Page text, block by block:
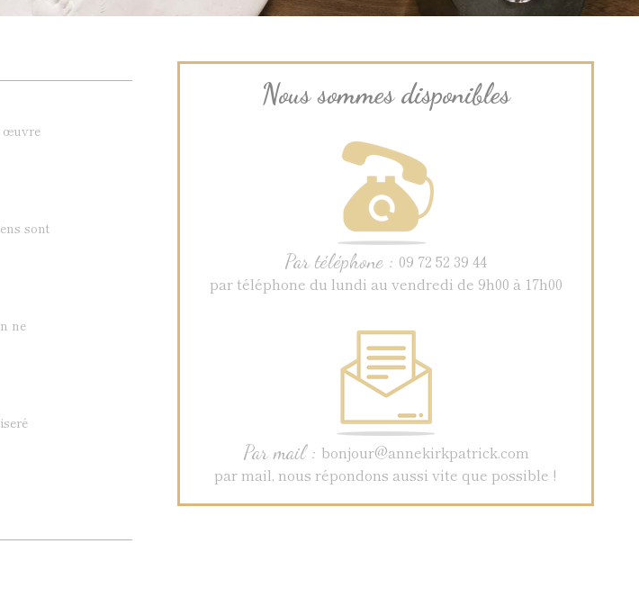
œuvre
sont
ne
Nous sommes disponibles
Par téléphone : 09 72 52 39 44
par téléphone du lundi au vendredi de 9h00 à 17h00
Par mail : bonjour@annekirkpatrick.com
par mail, nous répondons aussi vite que possible !